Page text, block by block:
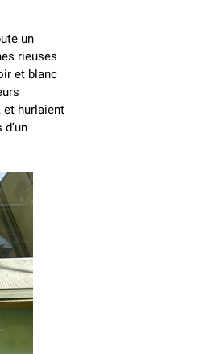
un
rieuses
et blanc
et hurlaient